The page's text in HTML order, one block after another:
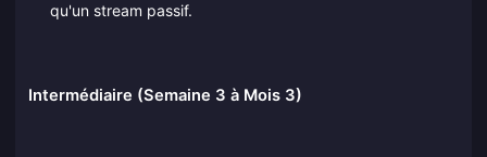
qu'un stream passif.
Intermédiaire (Semaine 3 à Mois 3)